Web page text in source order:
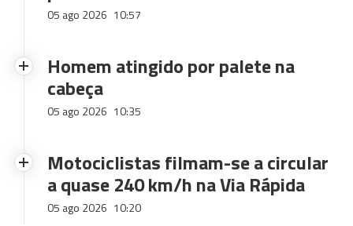
05 ago 2026 10:57
Homem atingido por palete na
cabeça
05 ago 2026 10:35
Motociclistas filmam-se a circular
a quase 240 km/h na Via Rápida
05 ago 2026 10:20